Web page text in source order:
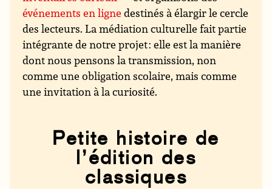
événements en ligne destinés à élargir le cercle
des lecteurs. La médiation culturelle fait partie
intégrante de notre projet : elle est la manière
dont nous pensons la transmission, non
comme une obligation scolaire, mais comme
une invitation à la curiosité.
Petite histoire de
l’édition des
classiques